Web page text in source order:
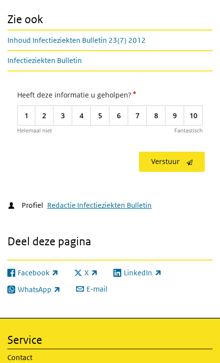
Zie ook
Inhoud Infectieziekten Bulletin 23(7) 2012
Infectieziekten Bulletin
Heeft deze informatie u geholpen?*
1 2 3 4 5 6 7 8 9 10
Helemaal niet Fantastisch
Verstuur
Profiel Redactie Infectieziekten Bulletin
Deel deze pagina
Facebook
(externe link) X
(externe link) LinkedIn
(externe link)
WhatsApp
(externe link) E-mail
Service
Contact